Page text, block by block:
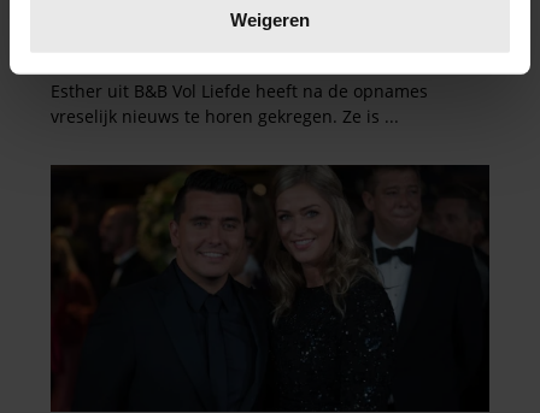
verwerkt en stel uw voorkeuren in het
intrekken in de Cookieverklaring.
We gebruiken cookies om content en advertenties te
en om ons websiteverkeer te analyseren. Ook delen we
informatie over uw gebruik van onze site met onze
partners voor social media, adverteren en analyse. Deze
partners kunnen deze gegevens combineren met andere
informatie die u aan ze heeft verstrekt of die ze hebben
verzameld op basis van uw gebruik van hun services. U
gaat akkoord met onze cookies als u onze website blijft
Weigeren